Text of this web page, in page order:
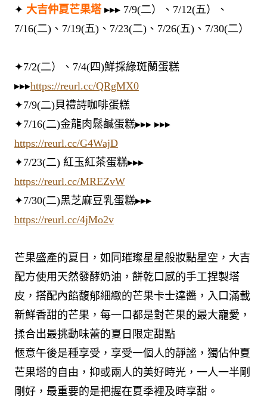
✦ 大吉仲夏芒果塔▸▸▸ 7/9(二）、7/12(五）、
7/16(二)、7/19(五)、7/23(二)、7/26(五)、7/30(二）
✦7/2(二）、7/4(四)鮮採綠斑蘭蛋糕
▸▸▸https://reurl.cc/QRgMX0
✦7/9(二)貝禮詩咖啡蛋糕
✦7/16(二)金龍肉鬆鹹蛋糕▸▸▸ ▸▸▸
https://reurl.cc/G4WajD
✦7/23(二) 紅玉紅茶蛋糕▸▸▸
https://reurl.cc/MREZvW
✦7/30(二)黑芝麻豆乳蛋糕▸▸▸
https://reurl.cc/4jMo2v
芒果盛產的夏日，如同璀璨星星般妝點星空，大吉
配方使用天然發酵奶油，餅乾口感的手工捏製塔
皮，搭配內餡馥郁細緻的芒果卡士達醬，入口滿載
新鮮香甜的芒果，每一口都是對芒果的最大寵愛，
揉合出最挑動味蕾的夏日限定甜點
愜意午後是種享受，享受一個人的靜謐，獨佔仲夏
芒果塔的自由，抑或兩人的美好時光，一人一半剛
剛好，最重要的是把握在夏季裡及時享甜。